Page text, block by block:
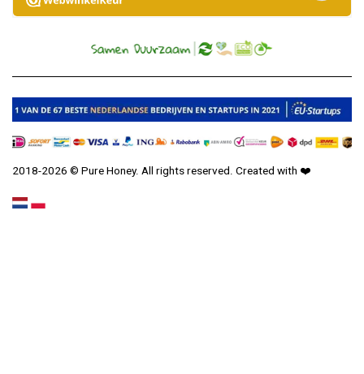
2018-2026 © Pure Honey. All rights reserved. Created with ❤️